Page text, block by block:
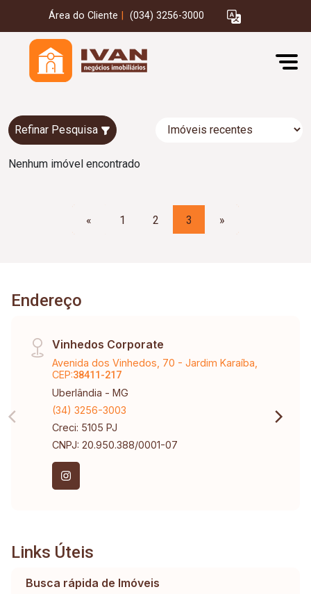
Área do Cliente (034) 3256-3000
Refinar Pesquisa
Nenhum imóvel encontrado
« 1 2 3 »
Endereço
Vinhedos Corporate
Avenida dos Vinhedos, 70 - Jardim Karaíba,
CEP:38411-217
Uberlândia - MG
(34) 3256-3003
Creci: 5105 PJ
CNPJ: 20.950.388/0001-07
Links Úteis
Busca rápida de Imóveis